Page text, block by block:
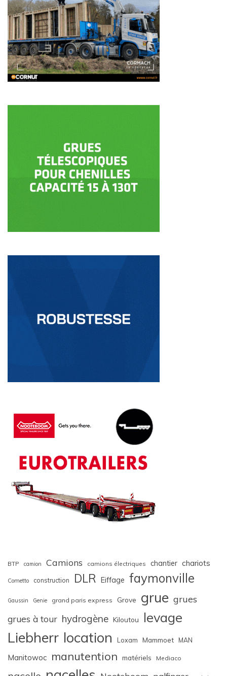
BTP camion Camions camions électriques chantier chariots
Cometto construction DLR Eiffage faymonville
Gaussin Genie grand paris express Grove grue grues
grues à tour hydrogène Kiloutou levage
Liebherr location Loxam Mammoet MAN
Manitowoc manutention matériels Mediaco